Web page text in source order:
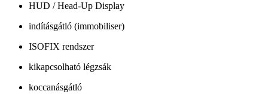
HUD / Head-Up Display
indításgátló (immobiliser)
ISOFIX rendszer
kikapcsolható légzsák
koccanásgátló